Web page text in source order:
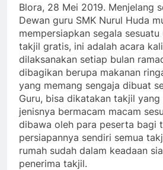
Blora, 28 Mei 2019. Menjelang
Dewan guru SMK Nurul Huda
mempersiapkan segala
takjil gratis, ini adalah acara
dilaksanakan setiap bulan
dibagikan berupa makanan
yang memang sengaja dibuat
Guru, bisa dikatakan takjil
jenisnya bermacam macam
dibawa oleh para peserta bagi
persiapannya sendiri semua
rumah sudah dalam keadaan
penerima takjil.